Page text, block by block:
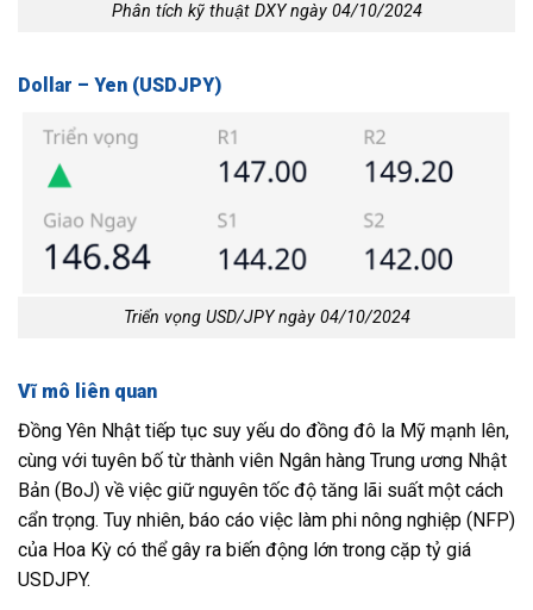
Phân tích kỹ thuật DXY ngày 04/10/2024
Dollar – Yen (USDJPY)
Triển vọng USD/JPY ngày 04/10/2024
Vĩ mô liên quan
Đồng Yên Nhật tiếp tục suy yếu do đồng đô la Mỹ mạnh lên,
cùng với tuyên bố từ thành viên Ngân hàng Trung ương Nhật
Bản (BoJ) về việc giữ nguyên tốc độ tăng lãi suất một cách
cẩn trọng. Tuy nhiên, báo cáo việc làm phi nông nghiệp (NFP)
của Hoa Kỳ có thể gây ra biến động lớn trong cặp tỷ giá
USDJPY.